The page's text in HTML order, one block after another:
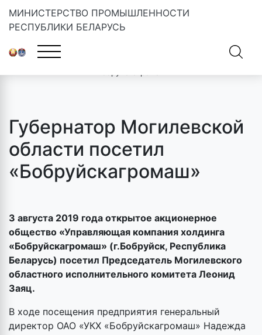
МИНИСТЕРСТВО ПРОМЫШЛЕННОСТИ
РЕСПУБЛИКИ БЕЛАРУСЬ
Главная»Новости
Губернатор Могилевской области посетил
Губернатор Могилевской
области посетил
«Бобруйскагромаш»
3 августа 2019 года открытое акционерное
общество «Управляющая компания холдинга
«Бобруйскагромаш» (г.Бобруйск, Республика
Беларусь) посетил Председатель Могилевского
областного исполнительного комитета Леонид
Заяц.
В ходе посещения предприятия генеральный
директор ОАО «УКХ «Бобруйскагромаш» Надежда